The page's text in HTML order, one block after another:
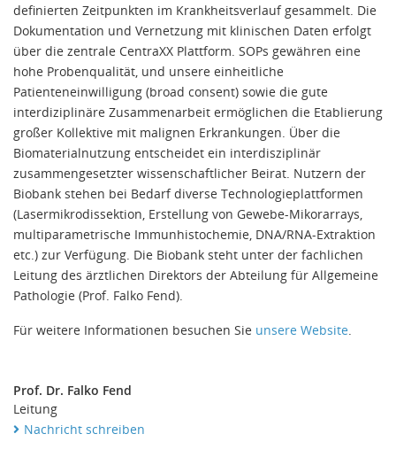
definierten Zeitpunkten im Krankheitsverlauf gesammelt. Die
Dokumentation und Vernetzung mit klinischen Daten erfolgt
über die zentrale CentraXX Plattform. SOPs gewähren eine
hohe Probenqualität, und unsere einheitliche
Patienteneinwilligung (broad consent) sowie die gute
interdiziplinäre Zusammenarbeit ermöglichen die Etablierung
großer Kollektive mit malignen Erkrankungen. Über die
Biomaterialnutzung entscheidet ein interdisziplinär
zusammengesetzter wissenschaftlicher Beirat. Nutzern der
Biobank stehen bei Bedarf diverse Technologieplattformen
(Lasermikrodissektion, Erstellung von Gewebe-Mikorarrays,
multiparametrische Immunhistochemie, DNA/RNA-Extraktion
etc.) zur Verfügung. Die Biobank steht unter der fachlichen
Leitung des ärztlichen Direktors der Abteilung für Allgemeine
Pathologie (Prof. Falko Fend).
Für weitere Informationen besuchen Sie unsere Website
Prof. Dr. Falko Fend
Leitung
Nachricht schreiben